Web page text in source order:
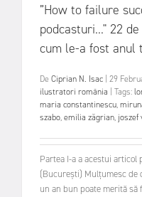
”How to failure
podcasturi..." 22
cum le-a fost anul
De Ciprian N. Isac 29
ilustratori românia
Tags:
maria constantinescu,
szabo,emilia zăgrian, joszef
Partea I-a a acestui articol
(București) Mulțumesc de
un an bun poate merită